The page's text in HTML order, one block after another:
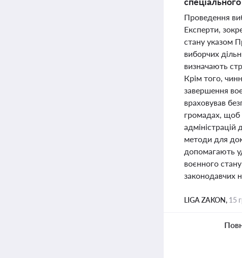
Проведення
Експерти,
стану указом
виборчих
визначають
Крім того,
завершення
враховував
громадах, щоб
адміністрацій
методи для
допомагають
воєнного
законодавчих
LIGA ZAKON, 15